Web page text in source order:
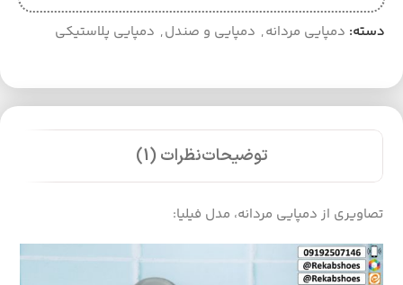
دسته: دمپایی مردانه, دمپایی و صندل, دمپایی پلاستیکی
توضیحاتنظرات (1)
تصاویری از دمپایی مردانه، مدل فیلیا: